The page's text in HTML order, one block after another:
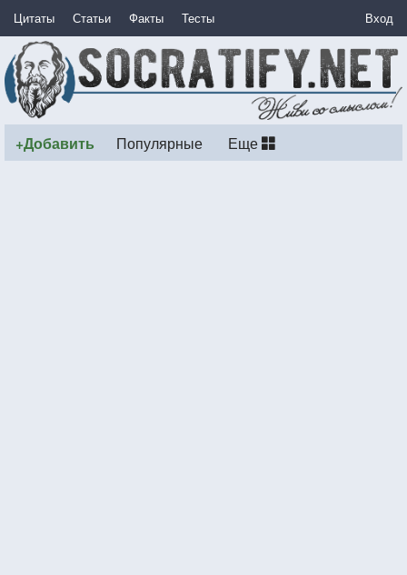
Цитаты Статьи Факты Тесты Вход
+Добавить Популярные Еще